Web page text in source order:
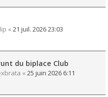
« 21 juil. 2026 23:03
du biplace Club
« 25 juin 2026 6:11